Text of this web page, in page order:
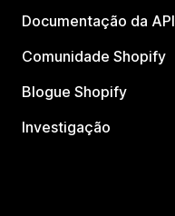
Documentação da API
Comunidade Shopify
Blogue Shopify
Investigação